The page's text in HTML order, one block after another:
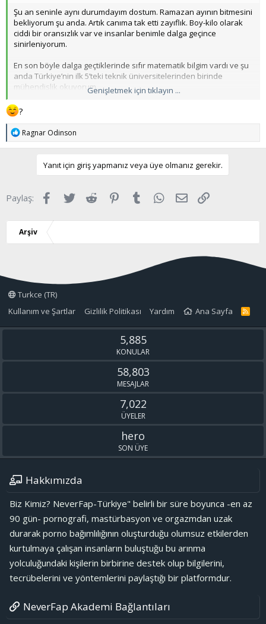
Şu an seninle aynı durumdayım dostum. Ramazan ayının bitmesini
bekliyorum şu anda. Artık canıma tak etti zayıflık. Boy-kilo olarak
ciddi bir oransızlık var ve insanlar benimle dalga geçince
sinirleniyorum.
En son böyle dalga geçtiklerinde sıfır matematik bilgim vardı ve şu
anda Türkiye’nin ilk 5’teki teknik üniversitelerinden birinde
mühendislik okuyorum.
Beni aşağılamalarının cezasını onlara başarılarımla vereceğim .
Genişletmek için tıklayın ...
?
T
p
r
Ragnar Odinson
Yanıt için giriş yapmanız veya üye olmanız gerekir.
Paylaş: Facebook
Twitter Reddit Pinterest
Tumblr WhatsApp
E-posta
Arşiv
Turkce (TR)
Kullanım ve Şartlar
Gizlilik Politikası Yardım Ana Sayfa
R
S
5,885
KONULAR
58,803
MESAJLAR
7,022
ÜYELER
hero
SON ÜYE
Hakkımızda
Biz Kimiz? NeverFap-Türkiye" belirli bir süre boyunca -en az
90 gün- pornografi, mastürbasyon ve orgazmdan uzak
durarak porno bağımlılığının oluşturduğu olumsuz etkilerden
kurtulmaya çalışan insanların buluştuğu bu arınma
yolculuğundaki kişilerin birbirine destek olup bilgilerini,
tecrübelerini ve yöntemlerini paylaştığı bir platformdur.
NeverFap Akademi Bağlantıları